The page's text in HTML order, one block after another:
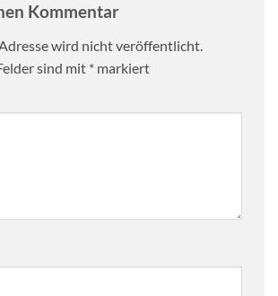
Kommentar
wird nicht veröffentlicht.
sind mit * markiert